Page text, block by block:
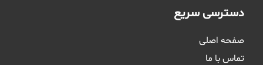
دسترسی سریع
صفحه اصلی
تماس با ما